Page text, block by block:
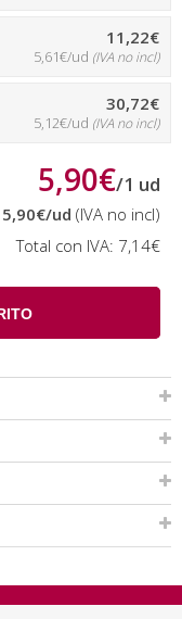
11,22€
5,61€/ud (IVA no incl)
30,72€
5,12€/ud (IVA no incl)
5,90€/1 ud
5,90€/ud (IVA no incl)
Total con IVA: 7,14€